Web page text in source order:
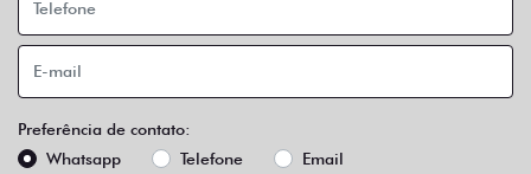
Preferência de contato:
Whatsapp
Telefone Email